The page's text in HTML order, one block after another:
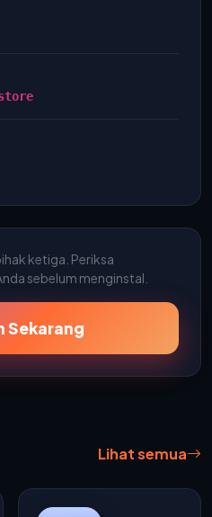
ketiga. Periksa
sebelum menginstal.
Sekarang
Lihat semua